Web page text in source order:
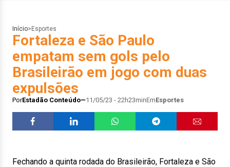
Início> Esportes
Fortaleza e São Paulo
empatam sem gols pelo
Brasileirão em jogo com duas
expulsões
PorEstadão Conteúdo 11/05/23 - 22h23minEmEsportes
Fechando a quinta rodada do Brasileirão, Fortaleza e São